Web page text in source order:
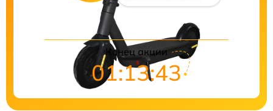
Конец акции
01:13:43